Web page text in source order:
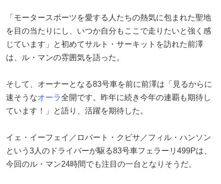
「モータースポーツを愛する人たちの熱気に包まれた聖地
を目の当たりにし、いつか自分もここで走りたいと強く感
じています」と初めてサルト・サーキットを訪れた前澤
は、ル・マンの雰囲気を語った。
そして、オーナーとなる83号車を前に前澤は「見るからに
速そうなオーラ全開です。昨年に続き今年の連覇も期待し
ています！」と語り、活躍を期待した。
イェ・イーフェイ／ロバート・クビサ／フィル・ハンソン
という3人のドライバーが駆る83号車フェラーリ499Pは、
今回のル・マン24時間でも注目の一台となりそうだ。